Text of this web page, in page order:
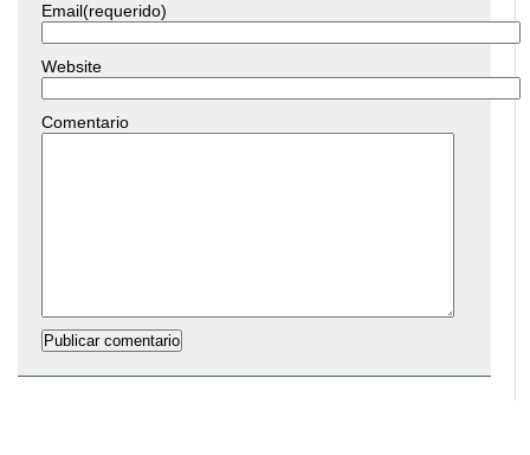
Email(requerido)
Website
Comentario